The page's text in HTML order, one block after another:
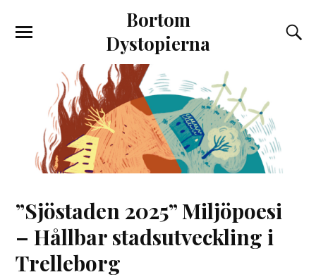
Bortom
Dystopierna
”Sjöstaden 2025” Miljöpoesi
– Hållbar stadsutveckling i
Trelleborg